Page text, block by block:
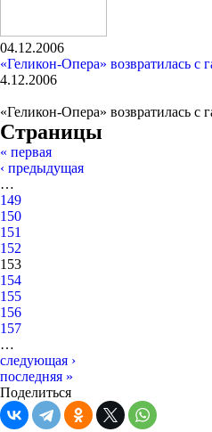
04.12.2006
«Геликон-Опера» возвратилась с
4.12.2006
«Геликон-Опера» возвратилась с
Страницы
« первая
‹ предыдущая
…
149
150
151
152
153
154
155
156
157
…
следующая ›
последняя »
Поделиться